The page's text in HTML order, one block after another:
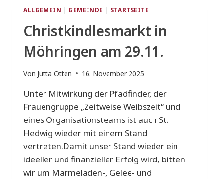
ALLGEMEIN | GEMEINDE | STARTSEITE
Christkindlesmarkt in
Möhringen am 29.11.
Von Jutta Otten 16. November 2025
Unter Mitwirkung der Pfadfinder, der
Frauengruppe „Zeitweise Weibszeit“ und
eines Organisationsteams ist auch St.
Hedwig wieder mit einem Stand
vertreten.Damit unser Stand wieder ein
ideeller und finanzieller Erfolg wird, bitten
wir um Marmeladen-, Gelee- und